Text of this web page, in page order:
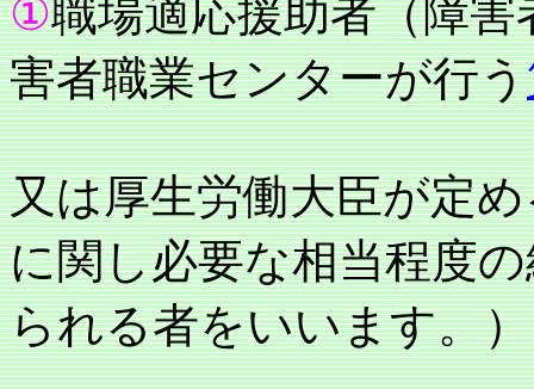
①職場適応援助者（障
害者職業センターが行う
又は厚生労働大臣が定
に関し必要な相当程度
られる者をいいます。）